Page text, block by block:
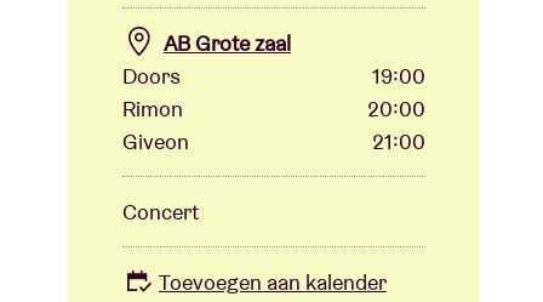
AB Grote zaal
Doors
19:00
Rimon
20:00
Giveon
21:00
Concert
Toevoegen aan kalender